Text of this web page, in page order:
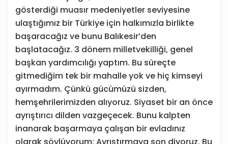
gösterdiği muasır medeniyetler seviyesine
ulaştığımız bir Türkiye için halkımızla birlikte
başaracağız ve bunu Balıkesir’den
başlatacağız. 3 dönem milletvekilliği, genel
başkan yardımcılığı yaptım. Bu süreçte
gitmediğim tek bir mahalle yok ve hiç kimseyi
ayırmadım. Çünkü gücümüzü sizden,
hemşehrilerimizden alıyoruz. Siyaset bir an önce
ayrıştırıcı dilden vazgeçecek. Bunu kalpten
inanarak başarmaya çalışan bir evladınız